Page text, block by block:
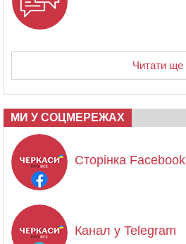
Читати ще
МИ У СОЦМЕРЕЖАХ
Сторінка Facebook
Канал у Telegram